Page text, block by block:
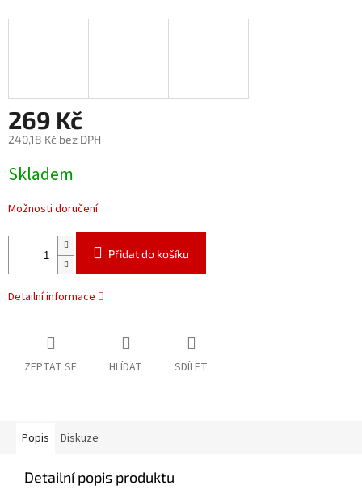
269 Kč
240,18 Kč bez DPH
cena:
Skladem
Možnosti doručení
Přidat do košíku
Detailní informace
ZEPTAT SE HLÍDAT SDÍLET
Popis Diskuze
Detailní popis produktu